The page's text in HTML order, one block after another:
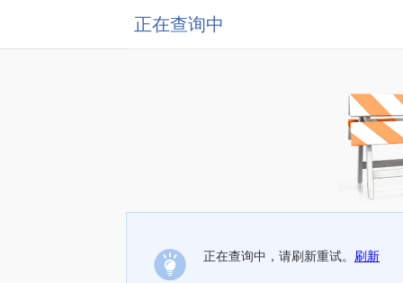
正在查询中
正在查询中，请刷新重试。 刷新